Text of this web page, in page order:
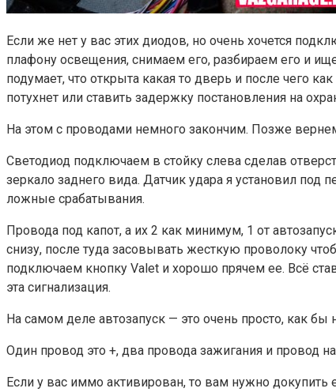
Если же нет у вас этих диодов, но очень хочется
плафону освещения, снимаем его, разбираем его и
подумает, что открыта какая то дверь и после чего
потухнет или ставить задержку постановления на
На этом с проводами немного закончим. Позже
Светодиод подключаем в стойку слева сделав
зеркало заднего вида. Датчик удара я установил под
ложные срабатывания.
Провода под капот, а их 2 как минимум, 1 от
снизу, после туда засовывать жесткую проволоку
подключаем кнопку Valet и хорошо прячем ее. Всё
эта сигнализация.
На самом деле автозапуск — это очень просто, как бы
Один провод это +, два провода зажигания и провод на
Если у вас иммо активирован, то вам нужно